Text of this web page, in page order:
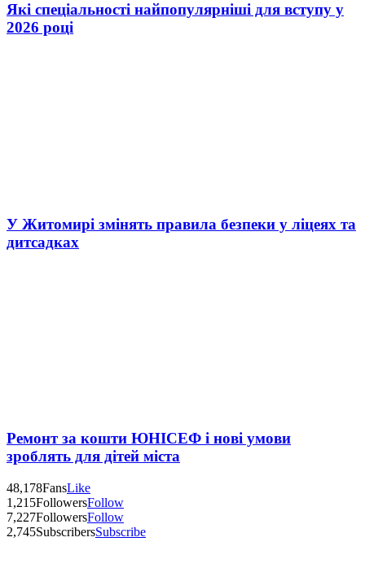
Які спеціальності найпопулярніші для вступу у
2026 році
У Житомирі змінять правила безпеки у ліцеях та
дитсадках
Ремонт за кошти ЮНІСЕФ і нові умови
зроблять для дітей міста
48,178FansLike
1,215FollowersFollow
7,227FollowersFollow
2,745SubscribersSubscribe